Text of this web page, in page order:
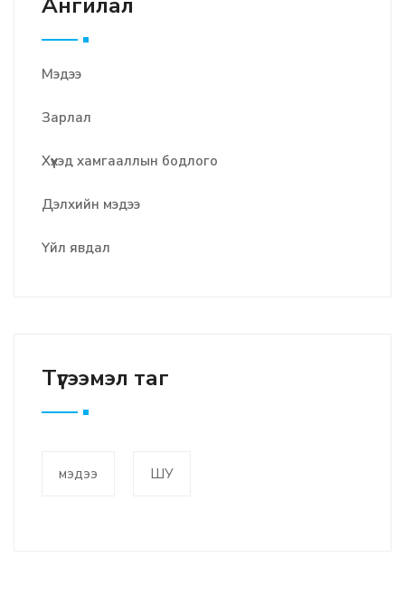
Мэдээ
Зарлал
Хүүхэд хамгааллын бодлого
Дэлхийн мэдээ
Үйл явдал
Түгээмэл таг
мэдээ ШУ